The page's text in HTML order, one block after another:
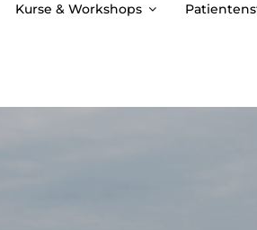
Kurse & Workshops